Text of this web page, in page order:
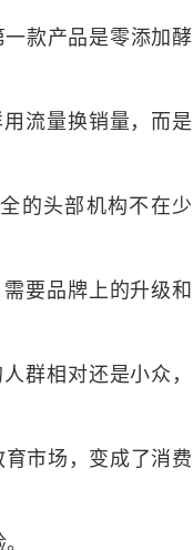
款产品是零添加酵
流量换销量，而是
的头部机构不在少
要品牌上的升级和
群相对还是小众，
市场，变成了消费